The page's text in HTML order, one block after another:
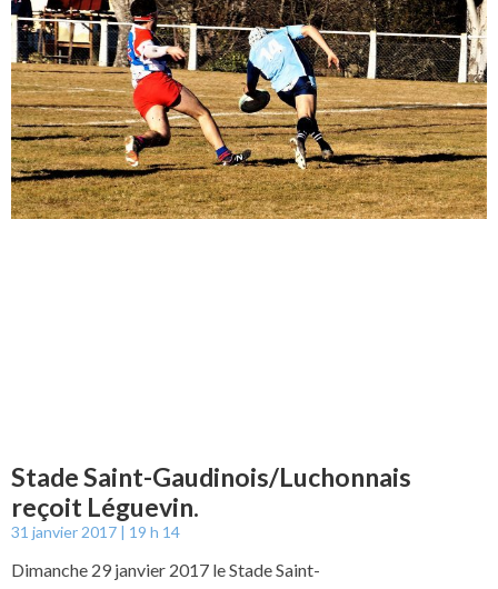
Stade Saint-Gaudinois/Luchonnais
reçoit Léguevin.
31 janvier 2017 19 h 14
Dimanche 29 janvier 2017 le Stade Saint-